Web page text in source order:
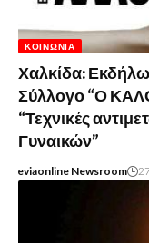
ΚΟΙΝΩΝΊΑ
Χαλκίδα:
Σύλλογο “Ο
“Τεχνικές
Γυναικών”
eviaonline Newsroom